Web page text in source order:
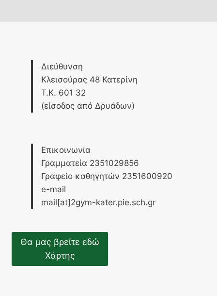
Διεύθυνση
Κλεισούρας 48 Κατερίνη
Τ.Κ. 601 32
(είσοδος από Δρυάδων)
Επικοινωνία
Γραμματεία 2351029856
Γραφείο καθηγητών 2351600920
e-mail
mail[at]2gym-kater.pie.sch.gr
Θα μας βρείτε εδώ
Χάρτης